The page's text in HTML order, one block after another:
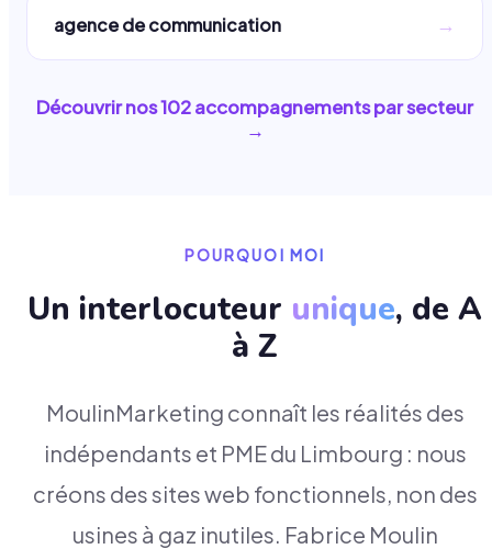
agence de communication →
Découvrir nos102accompagnements par secteur
→
POURQUOI MOI
Un interlocuteur unique, de A
à Z
MoulinMarketing connaît les réalités des
indépendants et PME du Limbourg : nous
créons des sites web fonctionnels, non des
usines à gaz inutiles. Fabrice Moulin